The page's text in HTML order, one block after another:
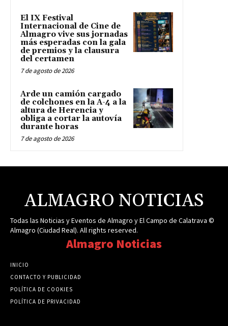
El IX Festival
Internacional de Cine de
Almagro vive sus jornadas
más esperadas con la gala
de premios y la clausura
del certamen
7 de agosto de 2026
Arde un camión cargado
de colchones en la A-4 a la
altura de Herencia y
obliga a cortar la autovía
durante horas
7 de agosto de 2026
ALMAGRO NOTICIAS
Todas las Noticias y Eventos de Almagro y El Campo de Calatrava ©
Almagro (Ciudad Real). All rights reserved.
Almagro Noticias
INICIO
CONTACTO Y PUBLICIDAD
POLÍTICA DE COOKIES
POLÍTICA DE PRIVACIDAD